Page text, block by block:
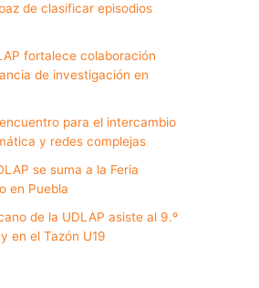
de clasificar episodios
fortalece colaboración
de investigación en
para el intercambio
y redes complejas
se suma a la Feria
en Puebla
de la UDLAP asiste al 9.º
en el Tazón U19